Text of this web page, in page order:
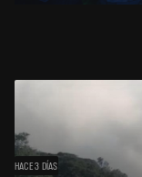
HACE 3 DÍAS